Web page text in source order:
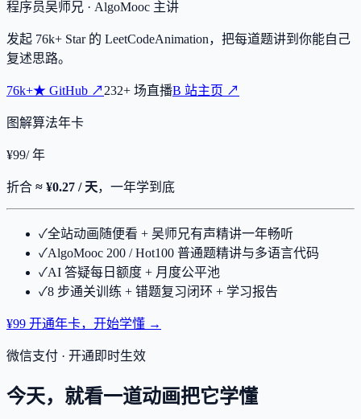
程序员吴师兄 · AlgoMooc 主讲
发起 76k+ Star 的 LeetCodeAnimation，把每道题讲到你能自己
复述思路。
76k+★ GitHub ↗232+ 场直播B 站主页 ↗
图解算法年卡
¥99/ 年
折合 ≈ ¥0.27 / 天，一年学到底
✓全站动画随便看 + 吴师兄有声精讲一年畅听
✓AlgoMooc 200 / Hot100 普通题精讲与多语言代码
✓AI 答疑每日额度 + 月度公平池
✓8 步通关训练 + 错题复习闭环 + 学习报告
¥99 开通年卡，开始学懂 →
微信支付 · 开通即时生效
今天，就看一道动画把它学懂